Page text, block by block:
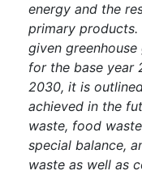
energy and the
primary products.
given
for the base year
2030, it is
achieved in the
waste, food
special balance,
waste as well as